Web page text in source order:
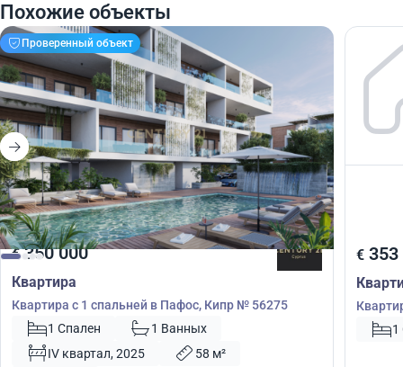
Похожие объекты
Проверенный объект
€350 000
Квартира
Квартира с 1 спальней в Пафос, Кипр № 56275
1 Спален
1 Ванных
IV квартал, 2025
58 м²
€ 353
№
1